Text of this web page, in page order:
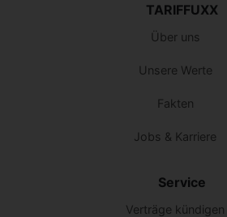
TARIFFUXX
Über uns
Unsere Werte
Fakten
Jobs & Karriere
Service
Verträge kündigen